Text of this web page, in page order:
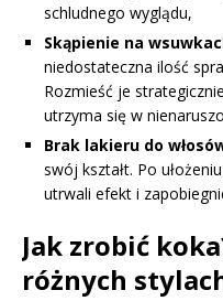
schludnego wyglądu,
Skąpienie na
niedostateczna ilość
Rozmieść je
utrzyma się w
Brak lakieru do
swój kształt. Po
utrwali efekt i
Jak zrobić
różnych